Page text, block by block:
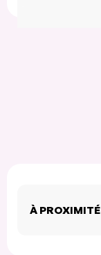
À PROXIMITÉ